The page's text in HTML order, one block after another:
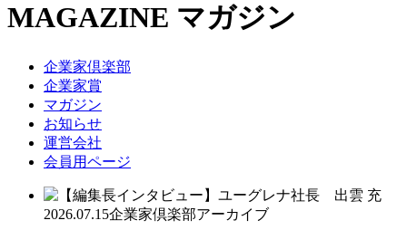
MAGAZINE マガジン
企業家倶楽部
企業家賞
マガジン
お知らせ
運営会社
会員用ページ
2026.07.15企業家倶楽部アーカイブ